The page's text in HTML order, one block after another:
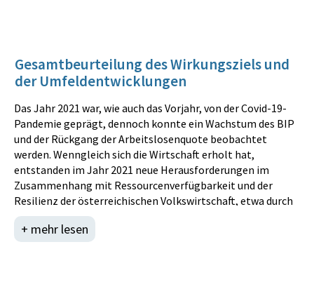
Gesamtbeurteilung des Wirkungsziels und
der Umfeldentwicklungen
Das Jahr 2021 war, wie auch das Vorjahr, von der Covid-19-
Pandemie geprägt, dennoch konnte ein Wachstum des BIP
und der Rückgang der Arbeitslosenquote beobachtet
werden. Wenngleich sich die Wirtschaft erholt hat,
entstanden im Jahr 2021 neue Herausforderungen im
Zusammenhang mit Ressourcenverfügbarkeit und der
Resilienz der österreichischen Volkswirtschaft, etwa durch
Lieferengpässe und starke Preisanstiege für Rohstoffe und
Energie.
+ mehr lesen